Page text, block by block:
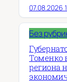
07.08.2026
Без
Томенко
региона